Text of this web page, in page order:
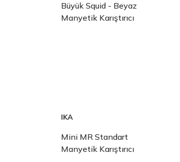
Büyük Squid - Beyaz
Manyetik Karıştırıcı
IKA
Mini MR Standart
Manyetik Karıştırıcı